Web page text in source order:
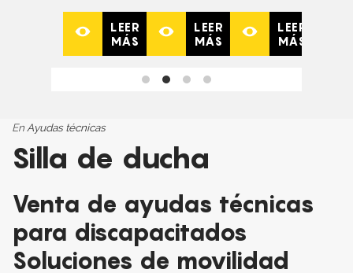
LEER
MÁS
LEER
MÁS
LEER
MÁS
En Ayudas técnicas
Silla de ducha
Venta de ayudas técnicas
para discapacitados
Soluciones de movilidad